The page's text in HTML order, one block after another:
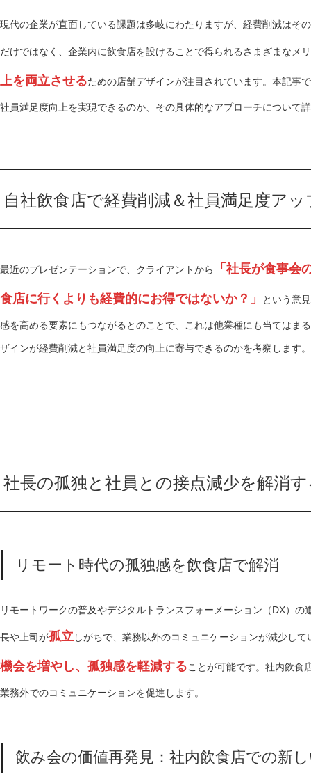
現代の企業が直面している課題は多岐にわたりますが、経費削減はそ
だけではなく、企業内に飲食店を設けることで得られるさまざまなメ
上を両立させるための店舗デザインが注目されています。本記事
社員満足度向上を実現できるのか、その具体的なアプローチについて
自社飲食店で経費削減＆社員満足度ア
最近のプレゼンテーションで、クライアントから 「社長が食事会
食店に行くよりも経費的にお得ではないか？」 という意
感を高める要素にもつながるとのことで、これは他業種にも当てはま
ザインが経費削減と社員満足度の向上に寄与できるのかを考察します。
社長の孤独と社員との接点減少を解消
リモート時代の孤独感を飲食店で解消
リモートワークの普及やデジタルトランスフォーメーション（DX）
長や上司が孤立 しがちで、業務以外のコミュニケーションが減少し
機会を増やし、孤独感を軽減することが可能です。社内飲食
業務外でのコミュニケーションを促進します。
飲み会の価値再発見：社内飲食店での新